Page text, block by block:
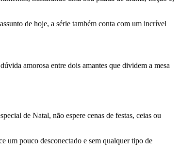
de hoje, a série também conta com um incrível
amorosa entre dois amantes que dividem a mesa
de Natal, não espere cenas de festas, ceias ou
um pouco desconectado e sem qualquer tipo de